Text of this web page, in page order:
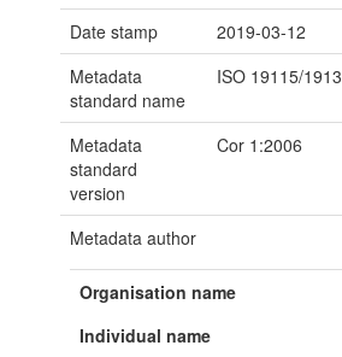
Date stamp
2019-03-12
Metadata
standard name
ISO 19115/
Metadata
standard
version
Cor 1:2006
Metadata author
Organisation name
Individual name